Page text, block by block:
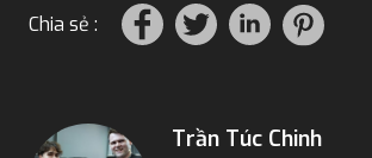
Chia sẻ :
Trần Túc Chinh